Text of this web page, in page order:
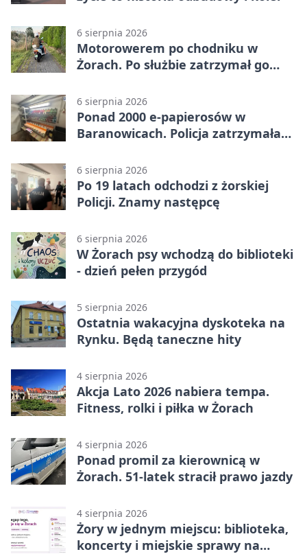
6 sierpnia 2026
Motorowerem po chodniku w
Żorach. Po służbie zatrzymał go
6 sierpnia 2026
Ponad 2000 e-papierosów w
Baranowicach. Policja zatrzymała
6 sierpnia 2026
Po 19 latach odchodzi z żorskiej
Policji. Znamy następcę
6 sierpnia 2026
W Żorach psy wchodzą do biblioteki
- dzień pełen przygód
5 sierpnia 2026
Ostatnia wakacyjna dyskoteka na
Rynku. Będą taneczne hity
4 sierpnia 2026
Akcja Lato 2026 nabiera tempa.
Fitness, rolki i piłka w Żorach
4 sierpnia 2026
Ponad promil za kierownicą w
Żorach. 51-latek stracił prawo jazdy
4 sierpnia 2026
Żory w jednym miejscu: biblioteka,
koncerty i miejskie sprawy na